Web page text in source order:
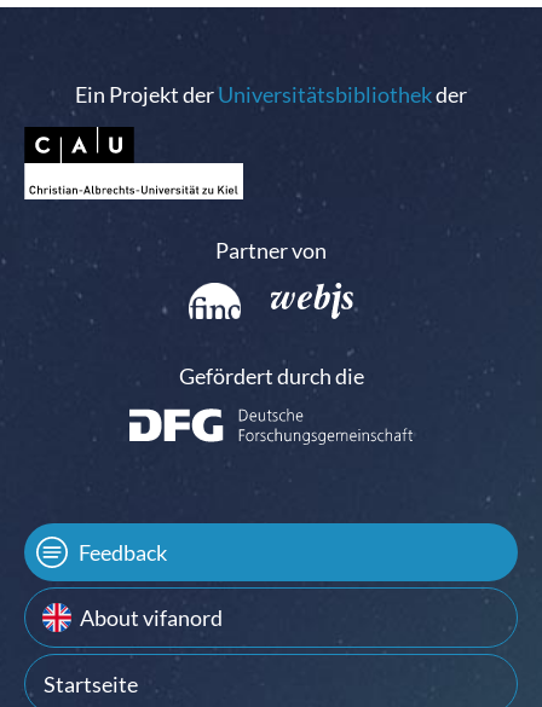
Ein Projekt derUniversitätsbibliothekder
Partner von
Gefördert durch die
Feedback
About vifanord
Startseite